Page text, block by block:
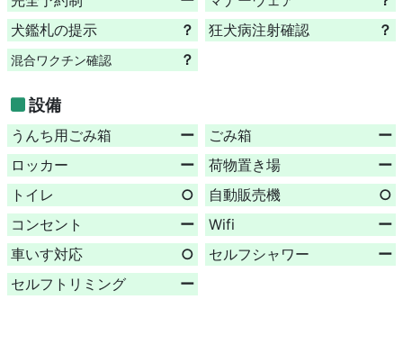
犬鑑札の提示
？ 狂犬病注射確認 ？
混合ワクチン確認 ？
設備
うんち用ごみ箱 ー ごみ箱
ー
ロッカー
ー 荷物置き場
ー
トイレ
○ 自動販売機
○
コンセント
ー Wifi
ー
車いす対応
○ セルフシャワー
ー
セルフトリミング
ー